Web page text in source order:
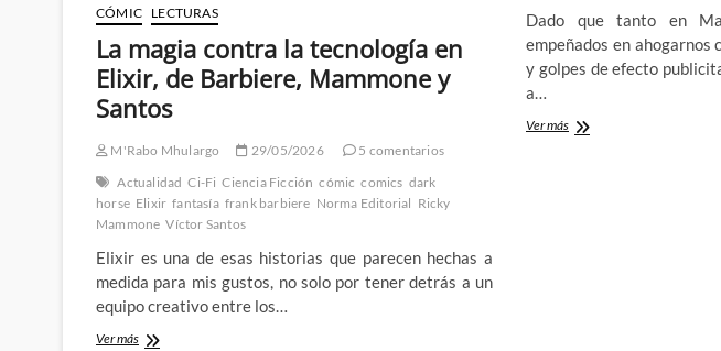
CÓMIC LECTURAS
La magia contra la tecnología en
Elixir, de Barbiere, Mammone y
Santos
M'Rabo Mhulargo 29/05/2026
5 comentarios
Actualidad Ci-Fi Ciencia Ficción cómic comics dark
horse Elixir fantasía frank barbiere Norma Editorial Ricky
Mammone Víctor Santos
Elixir es una de esas historias que parecen hechas a
medida para mis gustos, no solo por tener detrás a un
equipo creativo entre los…
Ver másLa
Dado que tanto en
empeñados en ahogarnos
y golpes de efecto
a…
Ver másBroken